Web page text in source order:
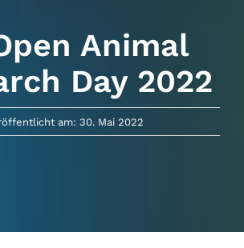
Animal
Day 2022
am: 30. Mai 2022